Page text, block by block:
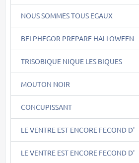
NOUS SOMMES TOUS EGAUX
BELPHEGOR PREPARE HALLOWEEN
TRISOBIQUE NIQUE LES BIQUES
MOUTON NOIR
CONCUPISSANT
LE VENTRE EST ENCORE FECOND D'
LE VENTRE EST ENCORE FECOND D'